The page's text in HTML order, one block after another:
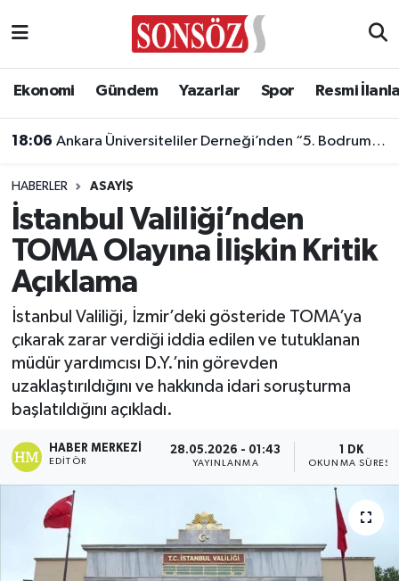
Ekonomi Gündem Yazarlar Spor Resmi
18:06 Ankara Üniversiteliler Derneği’nden “5. Bodrum Kahvaltılı Buluşması”
HABERLER ASAYIŞ
İstanbul Valiliği’nden
TOMA Olayına İlişkin Kritik
Açıklama
İstanbul Valiliği, İzmir’deki gösteride TOMA’ya
çıkarak zarar verdiği iddia edilen ve tutuklanan
müdür yardımcısı D.Y.’nin görevden
uzaklaştırıldığını ve hakkında idari soruşturma
başlatıldığını açıkladı.
HABER MERKEZI
EDITÖR
28.05.2026 - 01:43
YAYINLANMA
1 DK
OKUNMA SÜRESI
Asayiş
Biyografi
Çevre
Diğer
Dünya
Eğitim
Emlak
Gündem
Ankara Nöbetçi Eczaneler
Ankara Trafik Yoğunluk Haritası
Süper Lig Puan Durumu ve Fikstür
Tüm Manşetler
Son Dakika Haberleri
Haber Arşivi